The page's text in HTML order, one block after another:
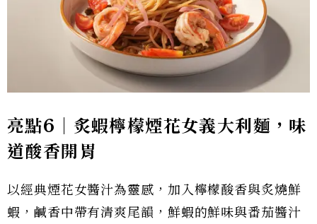
亮點6｜炙蝦檸檬煙花女義大利麵，味
道酸香開胃
以經典煙花女醬汁為靈感，加入檸檬酸香與炙燒鮮
蝦，鹹香中帶有清爽尾韻，鮮蝦的鮮味與番茄醬汁